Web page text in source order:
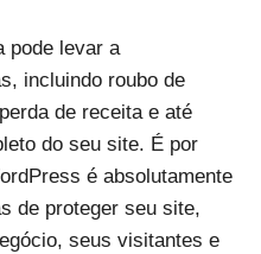
pode levar a
incluindo roubo de
de receita e até
do seu site. É por
é absolutamente
de proteger seu site,
seus visitantes e